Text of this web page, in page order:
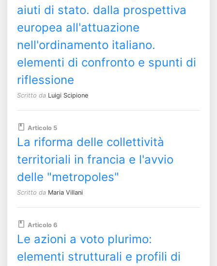
aiuti di stato. dalla prospettiva
europea all'attuazione
nell'ordinamento italiano.
elementi di confronto e spunti di
riflessione
Scritto da Luigi Scipione
Articolo 5
La riforma delle collettività
territoriali in francia e l'avvio
delle "metropoles"
Scritto da Maria Villani
Articolo 6
Le azioni a voto plurimo:
elementi strutturali e profili di